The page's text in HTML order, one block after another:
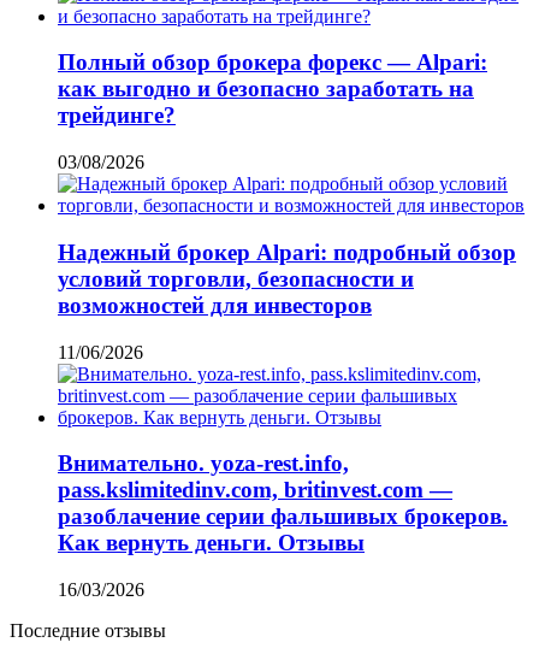
Полный обзор брокера форекс — Alpari:
как выгодно и безопасно заработать на
трейдинге?
03/08/2026
Надежный брокер Alpari: подробный обзор
условий торговли, безопасности и
возможностей для инвесторов
11/06/2026
Внимательно. yoza-rest.info,
pass.kslimitedinv.com, britinvest.com —
разоблачение серии фальшивых брокеров.
Как вернуть деньги. Отзывы
16/03/2026
Последние отзывы